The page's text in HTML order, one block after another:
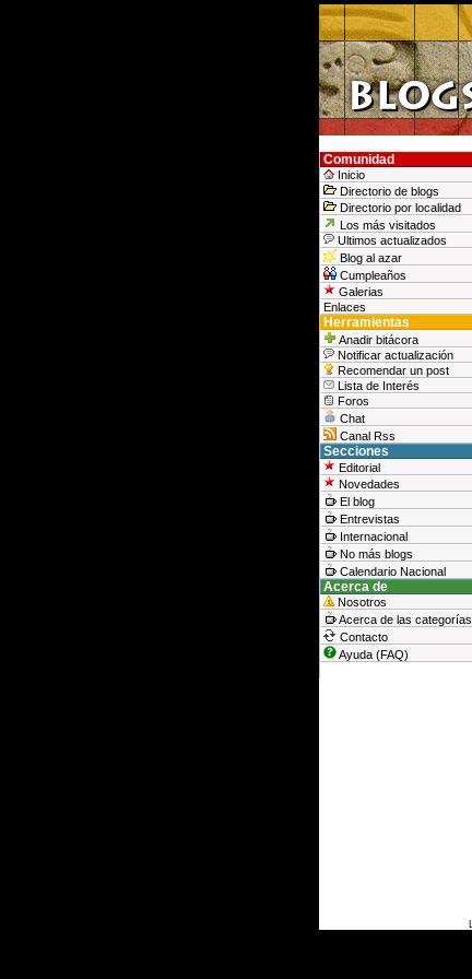
Comunidad
Inicio
Directorio de blogs
Directorio por localidad
Los más visitados
Ultimos actualizados
Blog al azar
Cumpleaños
Galerias
Enlaces
Herramientas
Anadir bitácora
Notificar actualización
Recomendar un post
Lista de Interés
Foros
Chat
Canal Rss
Secciones
Editorial
Novedades
El blog
Entrevistas
Internacional
No más blogs
Calendario Nacional
Acerca de
Nosotros
Acerca de las categorías
Contacto
Ayuda (FAQ)